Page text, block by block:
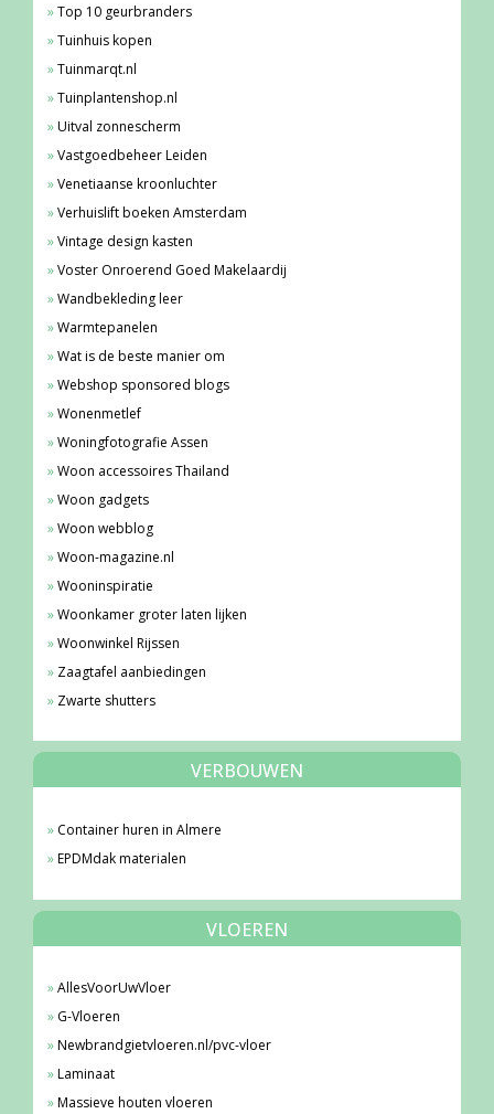
Top 10 geurbranders
Tuinhuis kopen
Tuinmarqt.nl
Tuinplantenshop.nl
Uitval zonnescherm
Vastgoedbeheer Leiden
Venetiaanse kroonluchter
Verhuislift boeken Amsterdam
Vintage design kasten
Voster Onroerend Goed Makelaardij
Wandbekleding leer
Warmtepanelen
Wat is de beste manier om
Webshop sponsored blogs
Wonenmetlef
Woningfotografie Assen
Woon accessoires Thailand
Woon gadgets
Woon webblog
Woon-magazine.nl
Wooninspiratie
Woonkamer groter laten lijken
Woonwinkel Rijssen
Zaagtafel aanbiedingen
Zwarte shutters
VERBOUWEN
Container huren in Almere
EPDMdak materialen
VLOEREN
AllesVoorUwVloer
G-Vloeren
Newbrandgietvloeren.nl/pvc-vloer
Laminaat
Massieve houten vloeren